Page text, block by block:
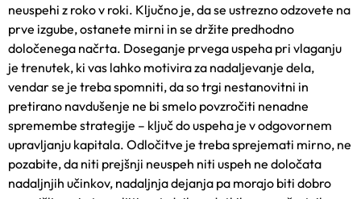
neuspehi z roko v roki. Ključno je, da se ustrezno odzovete na
prve izgube, ostanete mirni in se držite predhodno
določenega načrta. Doseganje prvega uspeha pri vlaganju
je trenutek, ki vas lahko motivira za nadaljevanje dela,
vendar se je treba spomniti, da so trgi nestanovitni in
pretirano navdušenje ne bi smelo povzročiti nenadne
spremembe strategije – ključ do uspeha je v odgovornem
upravljanju kapitala. Odločitve je treba sprejemati mirno, ne
pozabite, da niti prejšnji neuspeh niti uspeh ne določata
nadaljnjih učinkov, nadaljnja dejanja pa morajo biti dobro